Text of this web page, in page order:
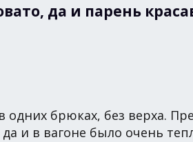
да и парень
брюках, без верха.
и в вагоне было очень